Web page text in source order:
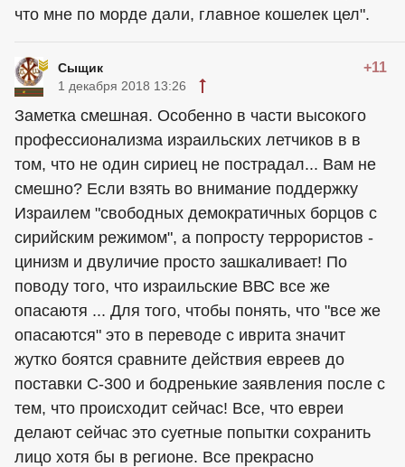
что мне по морде дали, главное кошелек цел".
Сыщик +11
1 декабря 2018 13:26
Заметка смешная. Особенно в части высокого
профессионализма израильских летчиков в в
том, что не один сириец не пострадал... Вам не
смешно? Если взять во внимание поддержку
Израилем "свободных демократичных борцов с
сирийским режимом", а попросту террористов -
цинизм и двуличие просто зашкаливает! По
поводу того, что израильские ВВС все же
опасаютя ... Для того, чтобы понять, что "все же
опасаются" это в переводе с иврита значит
жутко боятся сравните действия евреев до
поставки С-300 и бодренькие заявления после с
тем, что происходит сейчас! Все, что евреи
делают сейчас это суетные попытки сохранить
лицо хотя бы в регионе. Все прекрасно